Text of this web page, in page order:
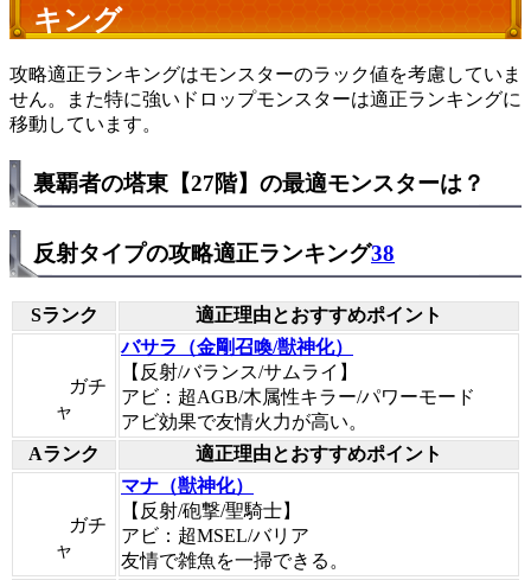
キング
攻略適正ランキングはモンスターのラック値を考慮していま
せん。また特に強いドロップモンスターは適正ランキングに
移動しています。
裏覇者の塔東【27階】の最適モンスターは？
反射タイプの攻略適正ランキング38
Sランク 適正理由とおすすめポイント
ガチ
ャ
バサラ（金剛召喚/獣神化）
【反射/バランス/サムライ】
アビ：超AGB/木属性キラー/パワーモード
アビ効果で友情火力が高い。
Aランク
適正理由とおすすめポイント
ガチ
ャ
マナ（獣神化）
【反射/砲撃/聖騎士】
アビ：超MSEL/バリア
友情で雑魚を一掃できる。